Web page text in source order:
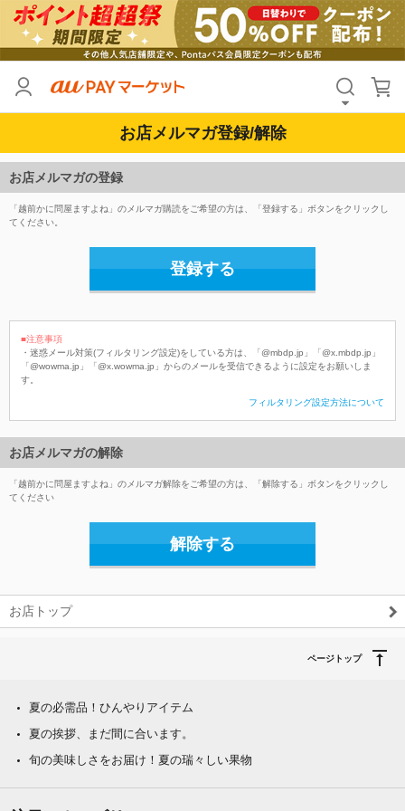
お店メルマガ登録/解除
お店メルマガの登録
「越前かに問屋ますよね」のメルマガ購読をご希望の方は、「登録する」ボタンをクリックし
てください。
登録する
■注意事項
・迷惑メール対策(フィルタリング設定)をしている方は、「@mbdp.jp」「@x.mbdp.jp」
「@wowma.jp」「@x.wowma.jp」からのメールを受信できるように設定をお願いしま
す。
フィルタリング設定方法について
お店メルマガの解除
「越前かに問屋ますよね」のメルマガ解除をご希望の方は、「解除する」ボタンをクリックし
てください
解除する
お店トップ
ページトップ
夏の必需品！ひんやりアイテム
夏の挨拶、まだ間に合います。
旬の美味しさをお届け！夏の瑞々しい果物